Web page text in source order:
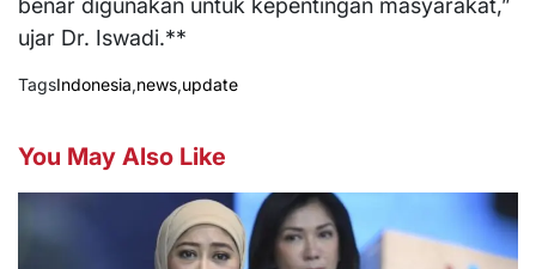
ujar Dr. Iswadi.**
TagsIndonesia,news,update
You May Also Like